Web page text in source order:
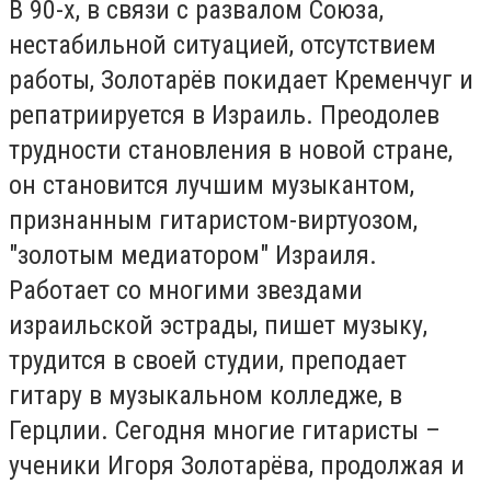
В 90-х, в связи с развалом Союза,
нестабильной ситуацией, отсутствием
работы, Золотарёв покидает Кременчуг и
репатриируется в Израиль. Преодолев
трудности становления в новой стране,
он становится лучшим музыкантом,
признанным гитаристом-виртуозом,
"золотым медиатором" Израиля.
Работает со многими звездами
израильской эстрады, пишет музыку,
трудится в своей студии, преподает
гитару в музыкальном колледже, в
Герцлии. Сегодня многие гитаристы –
ученики Игоря Золотарёва, продолжая и